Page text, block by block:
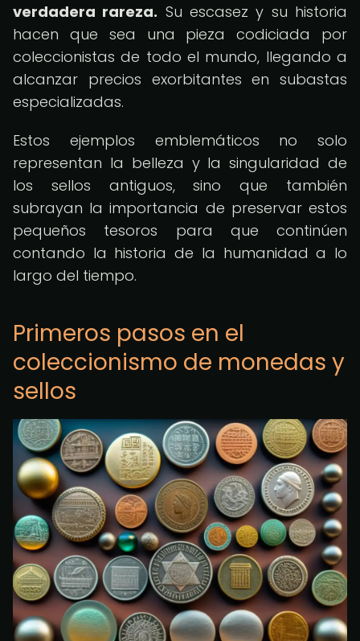
verdadera rareza. Su escasez y su historia
hacen que sea una pieza codiciada por
coleccionistas de todo el mundo, llegando a
alcanzar precios exorbitantes en subastas
especializadas.
Estos ejemplos emblemáticos no solo
representan la belleza y la singularidad de
los sellos antiguos, sino que también
subrayan la importancia de preservar estos
pequeños tesoros para que continúen
contando la historia de la humanidad a lo
largo del tiempo.
Primeros pasos en el
coleccionismo de monedas y
sellos